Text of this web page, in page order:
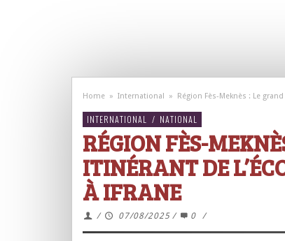
Home » International » Région Fès-Meknès : Le
INTERNATIONAL / NATIONAL
RÉGION FÈS-
ITINÉRANT DE
À IFRANE
/ 07/08/2025 / 0 /